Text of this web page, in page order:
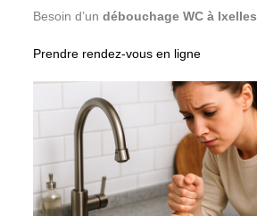
Besoin d’undébouchage WC à Ixelles
Prendre rendez-vous en ligne